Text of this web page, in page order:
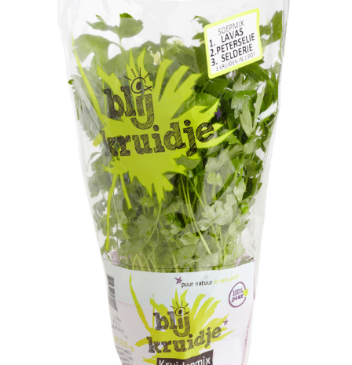
BLIJKRUIDJE KRUIDENPLANTJE